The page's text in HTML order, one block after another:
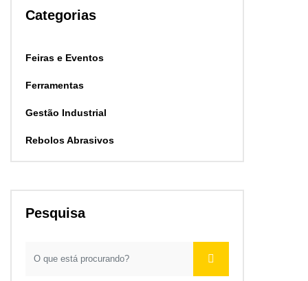
Categorias
Feiras e Eventos
Ferramentas
Gestão Industrial
Rebolos Abrasivos
Pesquisa